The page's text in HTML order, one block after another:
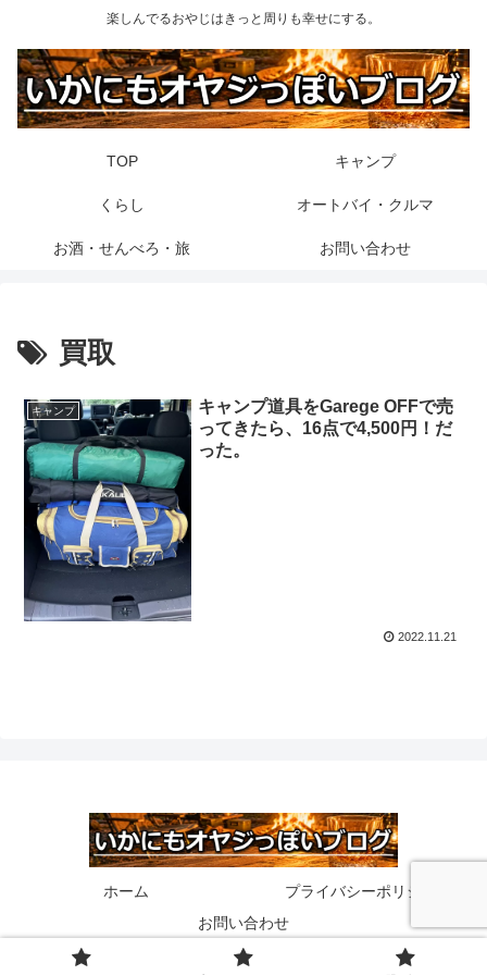
楽しんでるおやじはきっと周りも幸せにする。
TOP キャンプ
くらし オートバイ・クルマ
お酒・せんべろ・旅 お問い合わせ
買取
キャンプ
キャンプ道具をGarege OFFで売
ってきたら、16点で4,500円！だ
った。
2022.11.21
ホーム
プライバシーポリシー
お問い合わせ
© 2020 いかにもオヤジっぽいブログ.